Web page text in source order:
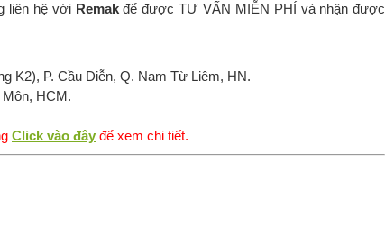
liên hệ với Remakđể được TƯ VẤN MIỄN PHÍ và nhận được
K2), P. Cầu Diễn, Q. Nam Từ Liêm, HN.
HCM.
Click vào đây để xem chi tiết.